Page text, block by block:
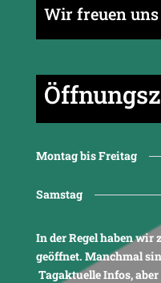
Wir freuen
Montag bis Freitag
Samstag
In der Regel haben wir
geöffnet. Manchmal
Tagaktuelle Infos,